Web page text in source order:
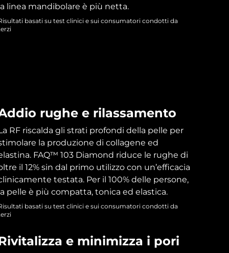
linea mandibolare è più netta.
basati su test clinici e sui consumatori condotti da
rughe e rilassamento
RF riscalda gli strati profondi della pelle per
la produzione di collagene ed
FAQ™ 103 Diamond riduce le rughe di
il 12% sin dal primo utilizzo con un’efficacia
testata. Per il 100% delle persone,
pelle è più compatta, tonica ed elastica.
basati su test clinici e sui consumatori condotti da
e minimizza i pori